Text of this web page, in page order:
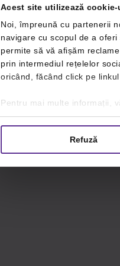
Acest site utilizează cookie-
Noi, împreună cu partenerii
navigare cu scopul de a
permite să vă afișăm
prin intermediul rețelelor
oricând, făcând click pe
Pentru mai multe informații,
Refuză